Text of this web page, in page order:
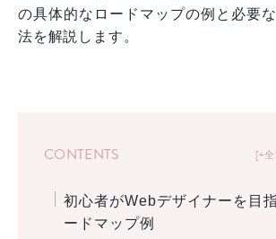
の具体的なロードマップの例と必要
法を解説します。
+
CONTENTS
初心者がWebデザイナーを目
ードマップ例